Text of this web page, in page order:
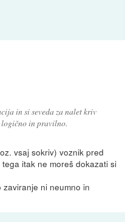
in si seveda za nalet kriv
in pravilno.
vsaj sokriv) voznik pred
itak ne moreš dokazati si
ni neumno in